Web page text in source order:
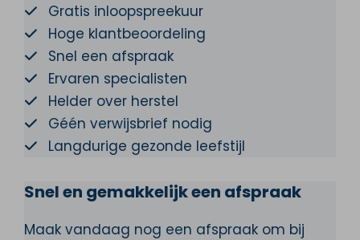
Gratis inloopspreekuur
Hoge klantbeoordeling
Snel een afspraak
Ervaren specialisten
Helder over herstel
Géén verwijsbrief nodig
Langdurige gezonde leefstijl
Snel en gemakkelijk een afspraak
Maak vandaag nog een afspraak om bij